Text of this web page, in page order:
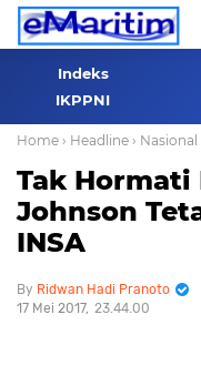
Indeks
IKPPNI
Home › Headline › Nasional
Tak Hormati
Johnson
INSA
Ridwan Hadi Pranoto
17 Mei 2017 23.44.00